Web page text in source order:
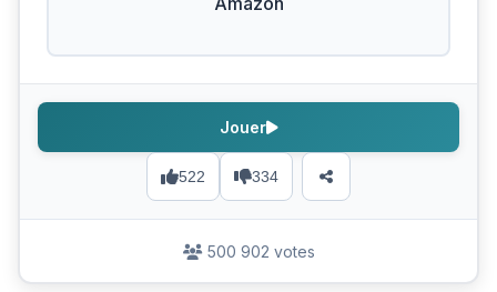
522 334
Jouer
500 902 votes